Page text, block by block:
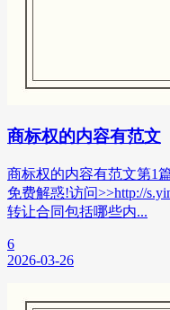
商标权的内容有范文
商标权的内容有范文第1
免费解惑!访问>>http://
转让合同包括哪些内...
6
2026-03-26